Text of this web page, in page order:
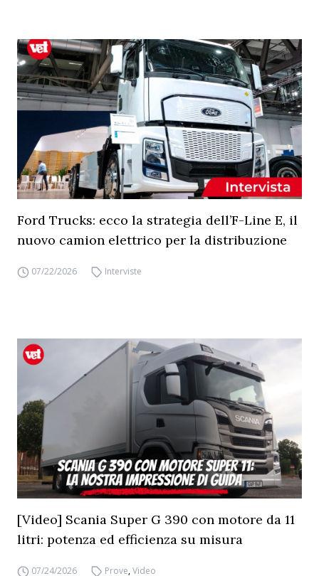
Ford Trucks: ecco la strategia dell’F-Line E, il
nuovo camion elettrico per la distribuzione
07/22/2026 Interviste
[Video] Scania Super G 390 con motore da 11
litri: potenza ed efficienza su misura
07/24/2026 Prove,Video